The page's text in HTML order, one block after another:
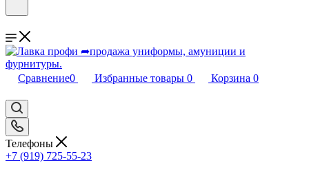
Сравнение0 Избранные товары 0 Корзина 0
Телефоны
+7 (919) 725-55-23